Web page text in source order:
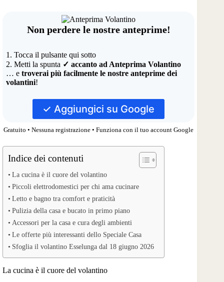
Non perdere le nostre anteprime!
1. Tocca il pulsante qui sotto
2. Metti la spunta ✓ accanto ad Anteprima Volantino
… etroverai più facilmente le nostre anteprime dei
volantini!
✓ Aggiungici su Google
Gratuito • Nessuna registrazione • Funziona con il tuo account Google
Indice dei contenuti
La cucina è il cuore del volantino
Piccoli elettrodomestici per chi ama cucinare
Letto e bagno tra comfort e praticità
Pulizia della casa e bucato in primo piano
Accessori per la casa e cura degli ambienti
Le offerte più interessanti dello Speciale Casa
Sfoglia il volantino Esselunga dal 18 giugno 2026
La cucina è il cuore del volantino